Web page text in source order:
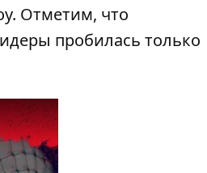
Отметим, что
пробилась только